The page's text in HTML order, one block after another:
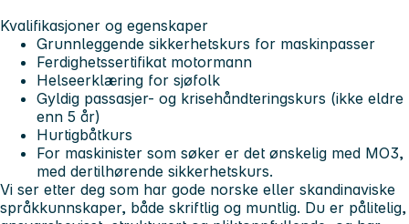
Kvalifikasjoner og egenskaper
Grunnleggende sikkerhetskurs for maskinpasser
Ferdighetssertifikat motormann
Helseerklæring for sjøfolk
Gyldig passasjer- og krisehåndteringskurs (ikke eldre
enn 5 år)
Hurtigbåtkurs
For maskinister som søker er det ønskelig med MO3,
med dertilhørende sikkerhetskurs.
Vi ser etter deg som har gode norske eller skandinaviske
språkkunnskaper, både skriftlig og muntlig. Du er pålitelig,